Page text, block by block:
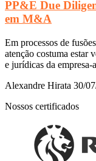
PP&E Due
em M&A
Em processos de
atenção costuma estar
e jurídicas da empresa-
Alexandre Hirata 30/
Nossos certificados